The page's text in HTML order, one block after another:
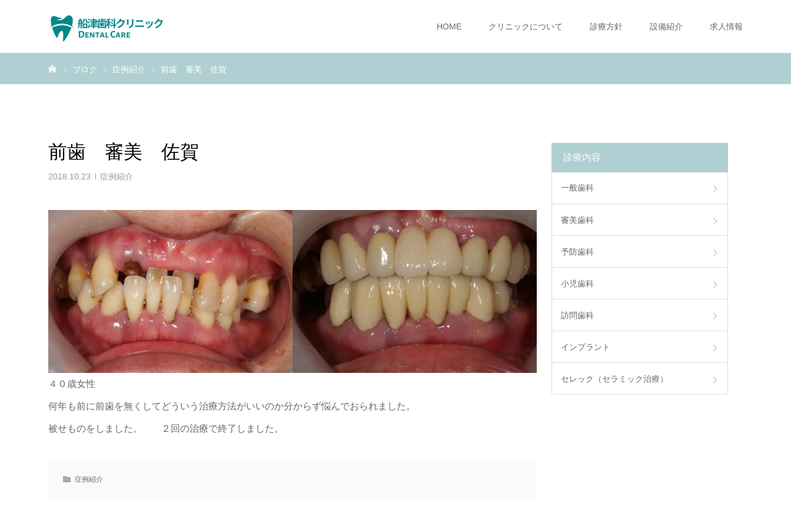
HOME クリニックについて 診療方針 設備紹介 求人情報
ブログ 症例紹介 前歯 審美 佐賀
前歯 審美 佐賀
2018.10.23 症例紹介
４０歳女性
何年も前に前歯を無くしてどういう治療方法がいいのか分からず悩んでおられました。
被せものをしました。 ２回の治療で終了しました。
症例紹介
診療内容
一般歯科
審美歯科
予防歯科
小児歯科
訪問歯科
インプラント
セレック（セラミック治療）